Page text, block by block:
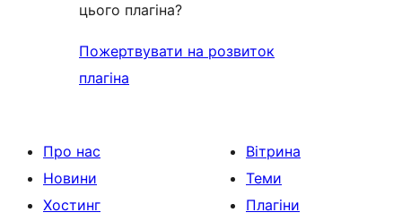
цього плагіна?
Пожертвувати на розвиток
плагіна
Про нас
Новини
Хостинг
Вітрина
Теми
Плагіни